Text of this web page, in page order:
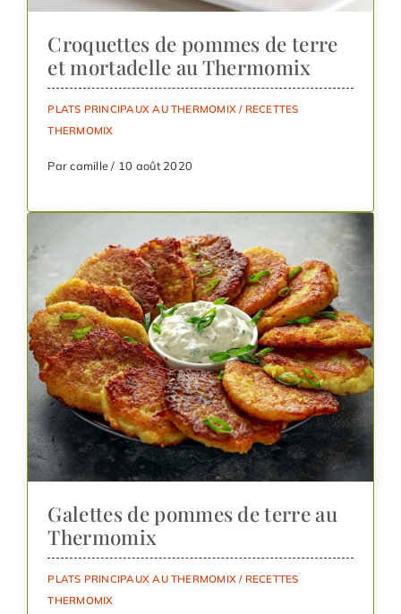
Croquettes de pommes de terre
et mortadelle au Thermomix
PLATS PRINCIPAUX AU THERMOMIX / RECETTES
THERMOMIX
Par camille / 10 août 2020
Galettes de pommes de terre au
Thermomix
PLATS PRINCIPAUX AU THERMOMIX / RECETTES
THERMOMIX